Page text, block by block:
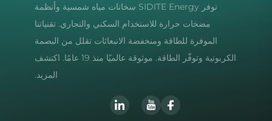
توفر SIDITE Energy سخانات مياه شمسية وأنظمة
مضخات حرارة للاستخدام السكني والتجاري. تقنياتنا
الموفرة للطاقة ومنخفضة الانبعاثات تقلل من البصمة
الكربونية وتوفّر الطاقة. موثوقة عالميًا منذ 19 عامًا. اكتشف
المزيد.